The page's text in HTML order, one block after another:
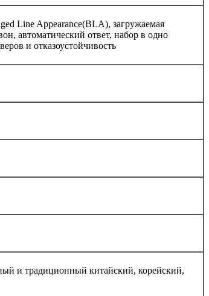
Line Appearance(BLA), загружаемая
автоматический ответ, набор в одно
и отказоустойчивость
и традиционный китайский, корейский,